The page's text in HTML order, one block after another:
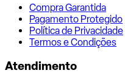
Compra Garantida
Pagamento Protegido
Política de Privacidade
Termos e Condições
Atendimento